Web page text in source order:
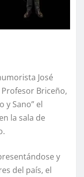
José
Briceño,
y Sano” el
la sala de
y
del país, el